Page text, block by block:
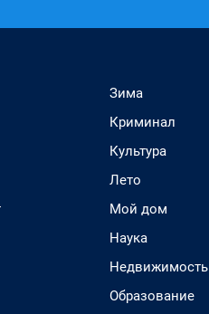
Зима
Криминал
Культура
Лето
Мой дом
Наука
Недвижимость
Образование